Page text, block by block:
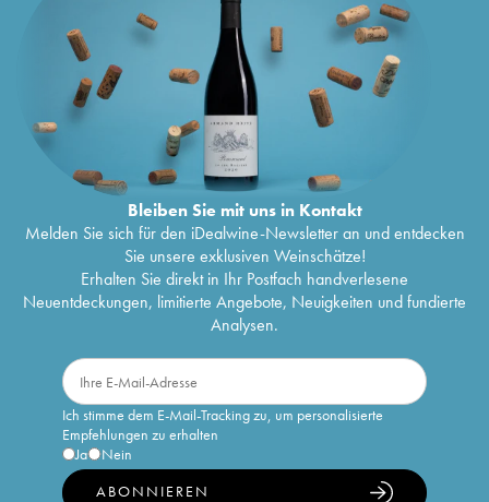
Bleiben Sie mit uns in Kontakt
Melden Sie sich für den iDealwine-Newsletter an und entdecken
Sie unsere exklusiven Weinschätze!
Erhalten Sie direkt in Ihr Postfach handverlesene
Neuentdeckungen, limitierte Angebote, Neuigkeiten und fundierte
Analysen.
Ich stimme dem E-Mail-Tracking zu, um personalisierte
Empfehlungen zu erhalten
Ja
Nein
ABONNIEREN